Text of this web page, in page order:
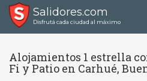
Salidores.com
Disfrutá cada ciudad al máximo
Alojamientos 1 estrella
Fi y Patio en Carhué,